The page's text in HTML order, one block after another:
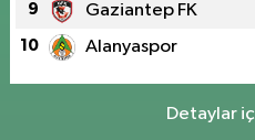
9 Gaziantep FK
10 Alanyaspor
Detaylar